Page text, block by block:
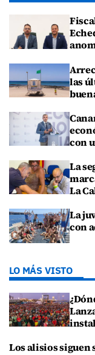
las
con
La
La
La
con
LO MÁS VISTO
Los alisios siguen